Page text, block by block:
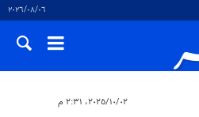
٠٦‏/٠٨‏/٢٠٢٦
٠٢‏/١٠‏/٢٠٢٥، ٢:٣١ م